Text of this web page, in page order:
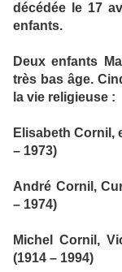
décédée le 17
enfants.
Deux enfants
très bas âge.
la vie religieuse :
Elisabeth Cornil,
– 1973)
André Cornil,
– 1974)
Michel Cornil,
(1914 – 1994)